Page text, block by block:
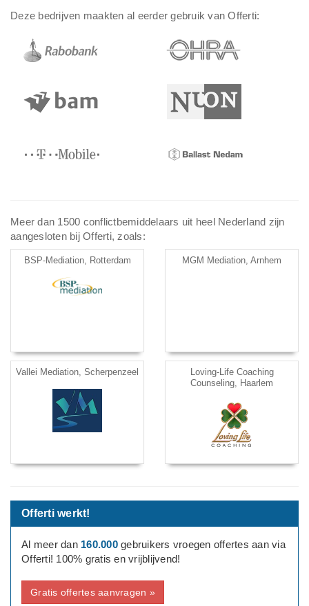
Deze bedrijven maakten al eerder gebruik van Offerti:
Meer dan 1500 conflictbemiddelaars uit heel Nederland zijn
aangesloten bij Offerti, zoals:
BSP-Mediation, Rotterdam MGM Mediation, Arnhem
Vallei Mediation, Scherpenzeel
Loving-Life Coaching
Counseling, Haarlem
Offerti werkt!
Al meer dan 160.000gebruikers vroegen offertes aan via
Offerti! 100% gratis en vrijblijvend!
Gratis offertes aanvragen »